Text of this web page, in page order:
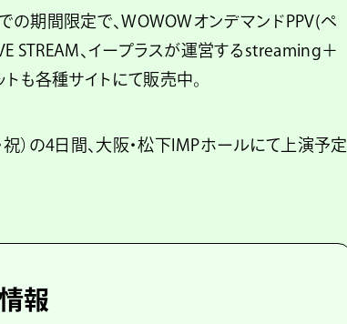
での期間限定で、WOWOWオンデマンドPPV(ペ
STREAM、イープラスが運営するstreaming＋
も各種サイトにて販売中。
祝）の4日間、大阪・松下IMPホールにて上演予定
報